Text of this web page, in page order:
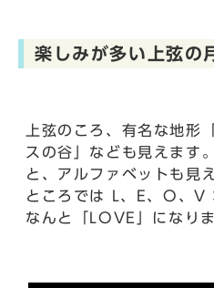
楽しみが多い上弦の
上弦のころ、有名な地
スの谷」なども見えます
と、アルファベットも見
ところでは L、E、O、
なんと「LOVE」になりま